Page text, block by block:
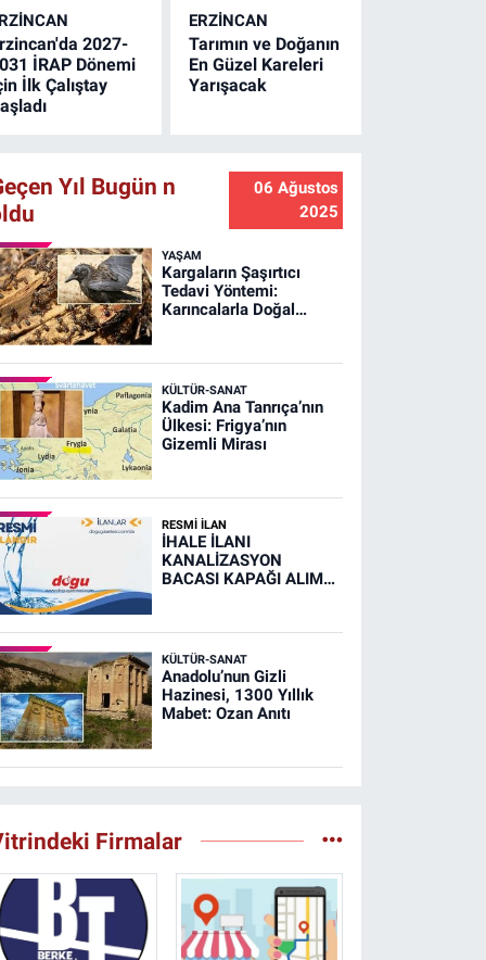
2027-
İRAP Dönemi
İlk Çalıştay
ERZINCAN
Tarımın ve Doğanın
En Güzel Kareleri
Yarışacak
Yıl Bugün n
06 Ağustos
2025
YAŞAM
Kargaların Şaşırtıcı
Tedavi Yöntemi:
Karıncalarla Doğal
KÜLTÜR-SANAT
Kadim Ana Tanrıça’nın
Ülkesi: Frigya’nın
Gizemli Mirası
RESMİ İLAN
İHALE İLANI
KANALİZASYON
BACASI KAPAĞI ALIM
KÜLTÜR-SANAT
Anadolu’nun Gizli
Hazinesi, 1300 Yıllık
Mabet: Ozan Anıtı
Firmalar